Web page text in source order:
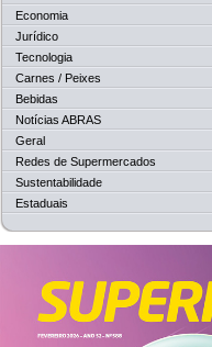
Economia
Jurídico
Tecnologia
Carnes / Peixes
Bebidas
Notícias ABRAS
Geral
Redes de Supermercados
Sustentabilidade
Estaduais